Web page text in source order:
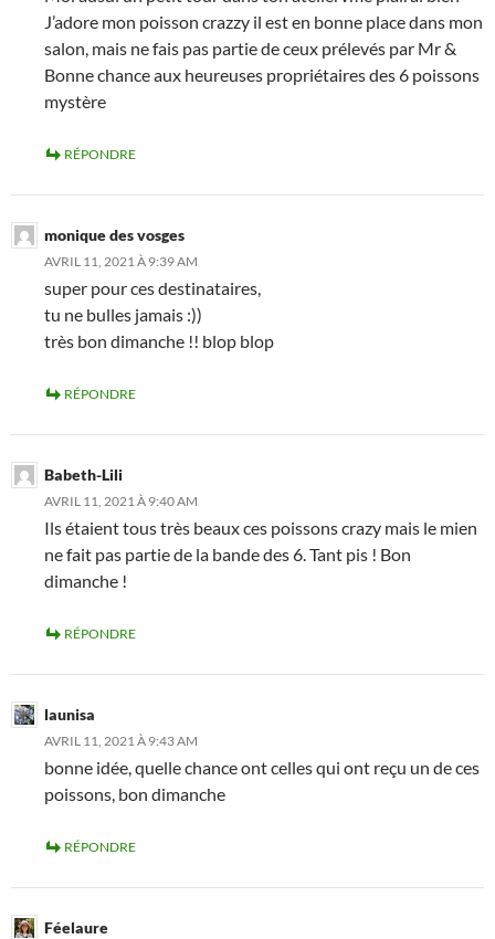
J’adore mon poisson crazzy il est en bonne place dans mon
salon, mais ne fais pas partie de ceux prélevés par Mr &
Bonne chance aux heureuses propriétaires des 6 poissons
mystère
RÉPONDRE
monique des vosges
AVRIL 11, 2021 À 9:39 AM
super pour ces destinataires,
tu ne bulles jamais :))
très bon dimanche !! blop blop
RÉPONDRE
Babeth-Lili
AVRIL 11, 2021 À 9:40 AM
Ils étaient tous très beaux ces poissons crazy mais le mien
ne fait pas partie de la bande des 6. Tant pis ! Bon
dimanche !
RÉPONDRE
launisa
AVRIL 11, 2021 À 9:43 AM
bonne idée, quelle chance ont celles qui ont reçu un de ces
poissons, bon dimanche
RÉPONDRE
Féelaure